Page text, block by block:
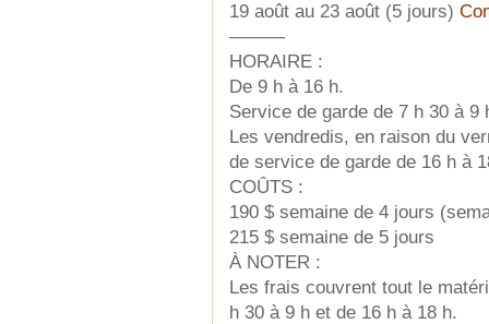
19 août au 23 août (5 jours)
———
HORAIRE :
De 9 h à 16 h.
Service de garde de 7 h 30 à 9
Les vendredis, en raison du
de service de garde de 16 h à
COÛTS :
190 $ semaine de 4 jours
215 $ semaine de 5 jours
À NOTER :
Les frais couvrent tout le
h 30 à 9 h et de 16 h à 18 h.